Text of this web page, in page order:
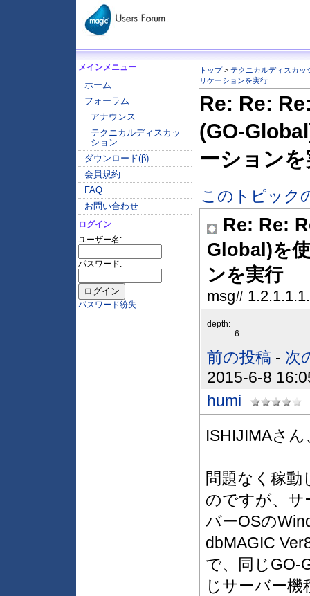
メインメニュー
ホーム
フォーラム
アナウンス
テクニカルディスカッ
ション
ダウンロード(β)
会員規約
FAQ
お問い合わせ
ログイン
ユーザー名:
パスワード:
パスワード紛失
トップ> テクニカルディスカッ
リケーションを実行
Re: Re:
(GO-
ーション
このトピック
Re: Re:
Global)を
ンを実行
msg#
depth:
6
前の投稿 - 次
2015-6-8
humi
ISHIJIMAさ
問題なく稼
のですが、サ
バーOSの
dbMAGIC
で、同じGO-
じサーバー